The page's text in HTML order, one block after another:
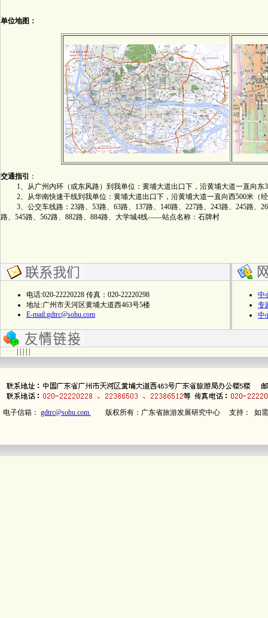
单位地图：
交通指引
：
1、从广州内环（或东风路）到我单位：黄埔大道出口下，沿黄埔大道一直向东
2、从华南快速干线到我单位：黄埔大道出口下，沿黄埔大道一直向西500米（
3、公交车线路：23路、53路、63路、137路、140路、227路、243路、245路、
路、545路、562路、882路、884路、大学城4线――站点名称：石牌村
电话:020-22220228 传真：020-22220298
地址:广州市天河区黄埔大道西463号5楼
E-mail:gdtrc@sohu.com
中
专
中
电子信箱： gdtrc@sohu.com 版权所有：广东省旅游发展研究中心 支持： 如需